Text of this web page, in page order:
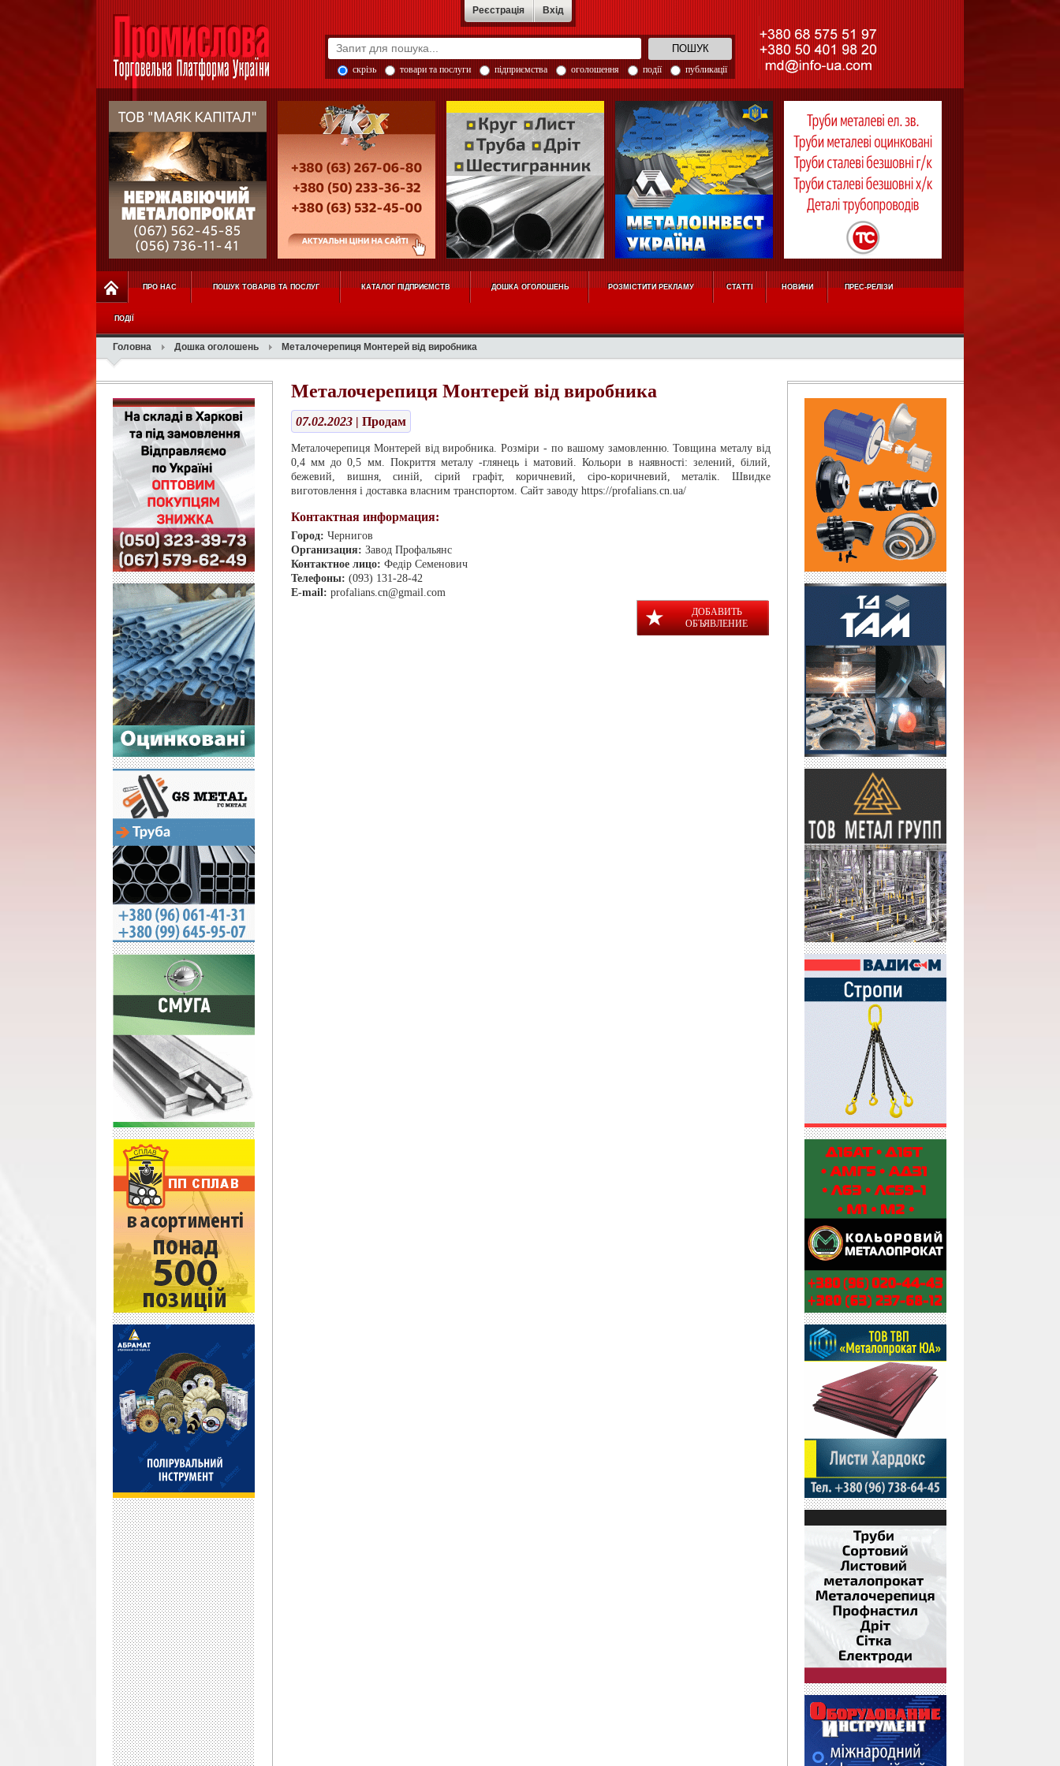
Реєстрація Вхід
скрізь товари та послуги підприємства оголошення події публикації
ПРО НАС ПОШУК ТОВАРІВ ТА ПОСЛУГ КАТАЛОГ ПІДПРИЄМСТВ ДОШКА ОГОЛОШЕНЬ РОЗМІСТИТИ РЕКЛАМУ СТАТТІ НОВИНИ ПРЕС-РЕЛІЗИ
ПОДІЇ
Головна Дошка оголошень Металочерепиця Монтерей від виробника
Металочерепиця Монтерей від виробника
07.02.2023 | Продам
Металочерепиця Монтерей від виробника. Розміри - по вашому замовленню. Товщина металу від
0,4 мм до 0,5 мм. Покриття металу -глянець і матовий. Кольори в наявності: зелений, білий,
бежевий, вишня, синій, сірий графіт, коричневий, сіро-коричневий, металік. Швидке
виготовлення і доставка власним транспортом. Сайт заводу https://profalians.cn.ua/
Контактная информация:
Город: Чернигов
Организация: Завод Профальянс
Контактное лицо: Федір Семенович
Телефоны: (093) 131-28-42
E-mail: profalians.cn@gmail.com
ДОБАВИТЬ
ОБЪЯВЛЕНИЕ